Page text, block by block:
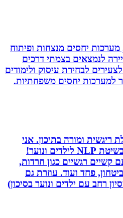
יחסים מנצחות ופיתוח
לנמצאים בצמתי דרכים
לבחירת עיסוק ולימודים
יחסים משפחתיות.
ומורה בתיכון. אני
מתמחה בטיפול רגשי בשיטת NLP לילדים ונוער!
רגשיים כגון חרדות,
פחד ועוד. עוזרת גם
עם ילדים ונוער בסיכון)